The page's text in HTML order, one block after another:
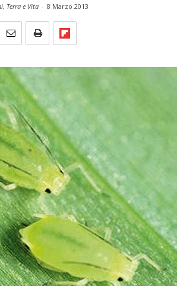
Terra e Vita - 8 Marzo 2013